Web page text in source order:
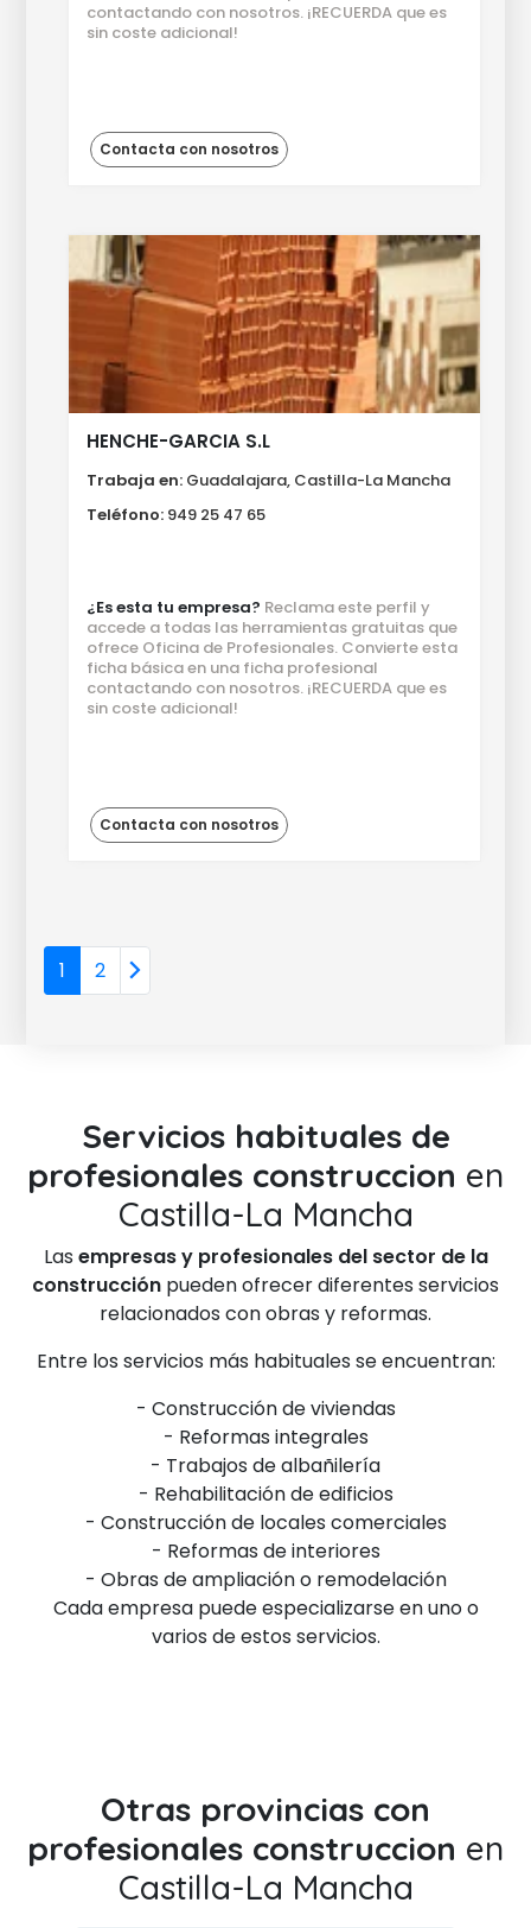
contactando con nosotros. ¡RECUERDA que es
sin coste adicional!
Contacta con nosotros
HENCHE-GARCIA S.L
Trabaja en: Guadalajara, Castilla-La Mancha
Teléfono: 949 25 47 65
¿Es esta tu empresa? Reclama este perfil y
accede a todas las herramientas gratuitas que
ofrece Oficina de Profesionales. Convierte esta
ficha básica en una ficha profesional
contactando con nosotros. ¡RECUERDA que es
sin coste adicional!
Contacta con nosotros
1 2
Servicios habituales de
profesionales construccion en
Castilla-La Mancha
Las empresas y profesionales del sector de la
construcción pueden ofrecer diferentes servicios
relacionados con obras y reformas.
Entre los servicios más habituales se encuentran:
- Construcción de viviendas
- Reformas integrales
- Trabajos de albañilería
- Rehabilitación de edificios
- Construcción de locales comerciales
- Reformas de interiores
- Obras de ampliación o remodelación
Cada empresa puede especializarse en uno o
varios de estos servicios.
Otras provincias con
profesionales construccion en
Castilla-La Mancha